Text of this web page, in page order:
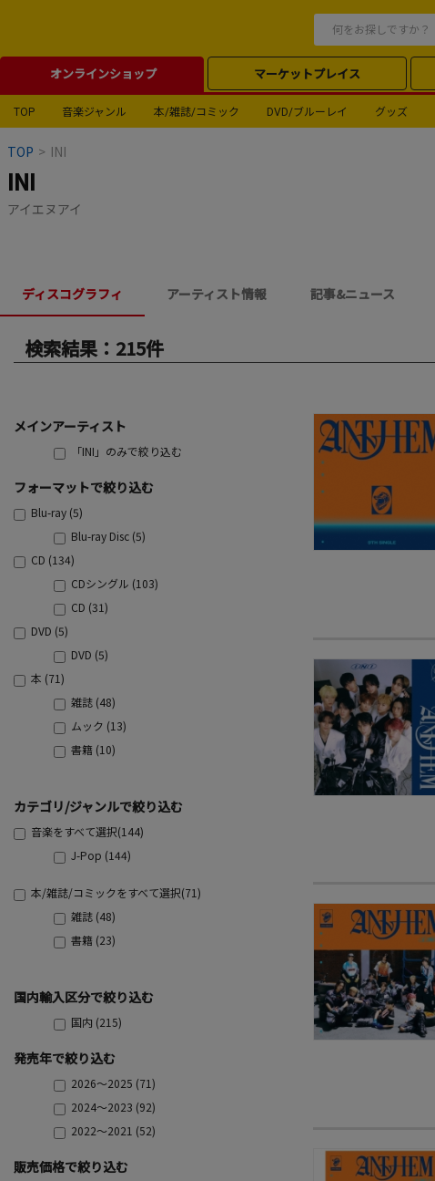
オンラインショップ マーケットプレイス
TOP 音楽ジャンル 本/雑誌/コミック DVD/ブルーレイ グッズ
TOP > INI
INI
アイエヌアイ
ディスコグラフィ アーティスト情報 記事&ニュース
検索結果：215件
メインアーティスト
「INI」のみで絞り込む
フォーマットで絞り込む
Blu-ray (5)
Blu-ray Disc (5)
CD (134)
CDシングル (103)
CD (31)
DVD (5)
DVD (5)
本 (71)
雑誌 (48)
ムック (13)
書籍 (10)
カテゴリ/ジャンルで絞り込む
音楽をすべて選択(144)
J-Pop (144)
本/雑誌/コミックをすべて選択(71)
雑誌 (48)
書籍 (23)
国内輸入区分で絞り込む
国内 (215)
発売年で絞り込む
2026～2025 (71)
2024～2023 (92)
2022～2021 (52)
販売価格で絞り込む